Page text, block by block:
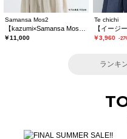
Samansa Mos2
￥11,000
Te chichi
￥3,960 -
ランキ